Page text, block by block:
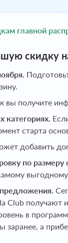
главной
скидку
вы получите
категориях.
старта
добавить
по размеру
выгодному
Club
в
заранее, а